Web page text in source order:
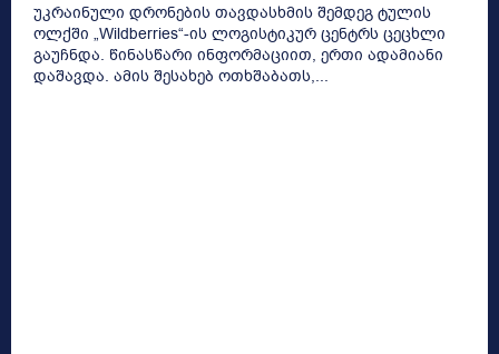
უკრაინული დრონების თავდასხმის შემდეგ ტულის
ოლქში „Wildberries“-ის ლოგისტიკურ ცენტრს ცეცხლი
გაუჩნდა. წინასწარი ინფორმაციით, ერთი ადამიანი
დაშავდა. ამის შესახებ ოთხშაბათს,...